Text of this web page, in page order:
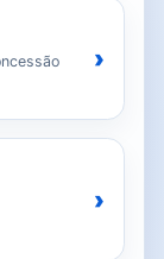
›
›